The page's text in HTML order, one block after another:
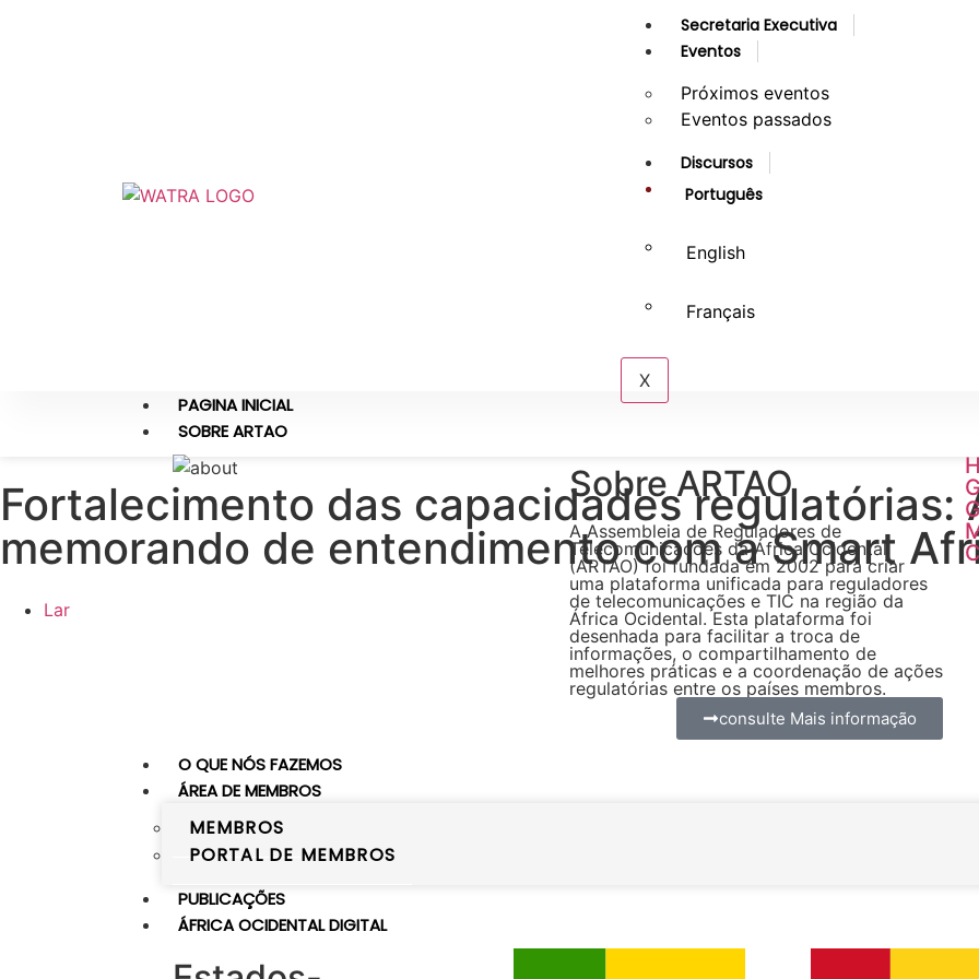
Secretaria Executiva
Eventos
Próximos eventos
Eventos passados
Discursos
Português
English
Français
X
PAGINA INICIAL
SOBRE ARTAO
Sobre ARTAO
A Assembleia de Reguladores de
Telecomunicações da África Ocidental
(ARTAO) foi fundada em 2002 para criar
uma plataforma unificada para reguladores
de telecomunicações e TIC na região da
África Ocidental. Esta plataforma foi
desenhada para facilitar a troca de
informações, o compartilhamento de
melhores práticas e a coordenação de ações
regulatórias entre os países membros.
consulte Mais informação
O QUE NÓS FAZEMOS
ÁREA DE MEMBROS
MEMBROS
PORTAL DE MEMBROS
PUBLICAÇÕES
ÁFRICA OCIDENTAL DIGITAL
Fortalecimento das capacidades regulatórias:
memorando de entendimento com a Smart
Lar